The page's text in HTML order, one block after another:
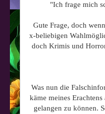
"Ich frage mich
Gute Frage, doch
x-beliebigen
doch Krimis und
Was nun die
käme meines
gelangen zu können.